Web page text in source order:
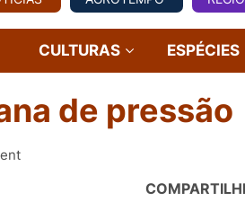
AGROVIAGENS
CULTURAS ESPÉCIES
de pressão